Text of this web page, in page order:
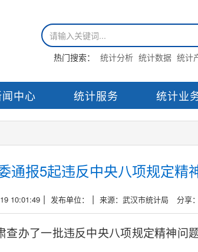
热门搜索： 统计分析 统计数据 统计
中心 统计服务 统计业
通报5起违反中央八项规定精
10:01:49 | 发布单位： | 来源：武汉市统计局 分享：
查办了一批违反中央八项规定精神问